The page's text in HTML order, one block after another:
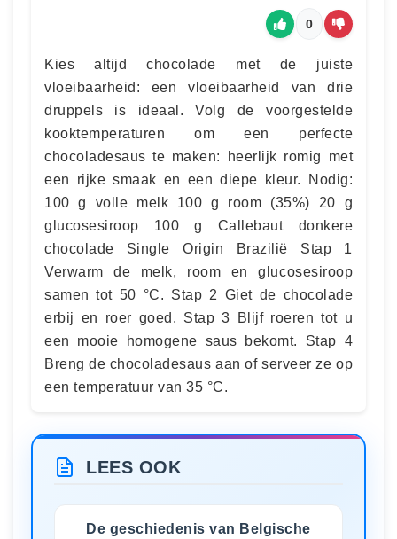
0
Kies altijd chocolade met de juiste
vloeibaarheid: een vloeibaarheid van drie
druppels is ideaal. Volg de voorgestelde
kooktemperaturen om een perfecte
chocoladesaus te maken: heerlijk romig met
een rijke smaak en een diepe kleur. Nodig:
100 g volle melk 100 g room (35%) 20 g
glucosesiroop 100 g Callebaut donkere
chocolade Single Origin Brazilië Stap 1
Verwarm de melk, room en glucosesiroop
samen tot 50 °C. Stap 2 Giet de chocolade
erbij en roer goed. Stap 3 Blijf roeren tot u
een mooie homogene saus bekomt. Stap 4
Breng de chocoladesaus aan of serveer ze op
een temperatuur van 35 °C.
LEES OOK
De geschiedenis van Belgische